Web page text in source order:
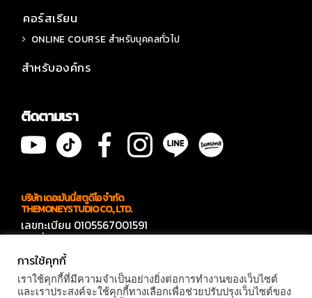
บริษัท เดอะมันนี่สตูดิโอ จำกัด
THEMONEYSTUDIO CO., LTD.
เลขทะเบียน 0105567001591
เลขที่ 566 ซอยบางบอน 4 ซอย 7
แขวงบางบอนเหนือ เขตบางบอน กทม 10150
ติดต่องาน
คุณแก๊ปเปอร์ 094- 909-4144
คอร์สเรียน
ONLINE COURSE สำหรับบุคคลทั่วไป
สำหรับองค์กร
ติดตามเรา
การใช้คุกกี้
เราใช้คุกกี้ที่มีความจำเป็นอย่างยิ่งต่อการทำงานของเว็บไซต์
และเราประสงค์จะใช้คุกกี้ทางเลือกเพื่อช่วยปรับปรุงเว็บไซต์ของ